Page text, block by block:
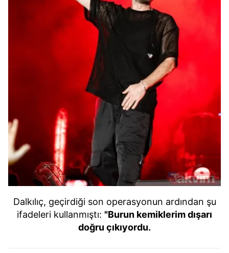
Dalkılıç, geçirdiği son operasyonun ardından şu
ifadeleri kullanmıştı: "Burun kemiklerim dışarı
doğru çıkıyordu.